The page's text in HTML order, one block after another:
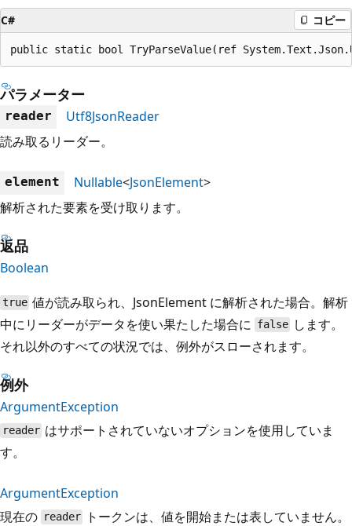
C# コピー
public static bool TryParseValue(ref
パラメーター
reader
Utf8JsonReader
読み取るリーダー。
element Nullable<JsonElement>
解析された要素を受け取ります。
返品
Boolean
true 値が読み取られ、JsonElement に解析された場合。解析
中にリーダーがデータを使い果たした場合に false します。
それ以外のすべての状況では、例外がスローされます。
例外
ArgumentException
reader はサポートされていないオプションを使用していま
す。
ArgumentException
現在の reader トークンは、値を開始または表していません。